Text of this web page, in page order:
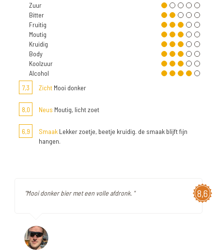
Zuur
Bitter
Fruitig
Moutig
Kruidig
Body
Koolzuur
Alcohol
7,3
Zicht Mooi donker
8,0 Neus Moutig, licht zoet
6,9 Smaak Lekker zoetje, beetje kruidig. de smaak blijft fijn
hangen.
8,6
"Mooi donker bier met een volle afdronk. "